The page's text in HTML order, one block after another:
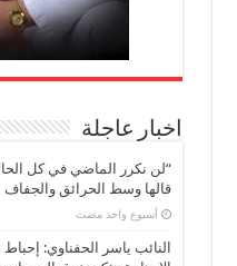
اخبار عاجلة
“لن نكرر الماضي في كل
قالها وسط الحرائق والجفاف
‏أسبوع واحد مضت
النائب ياسر الحفناوي: